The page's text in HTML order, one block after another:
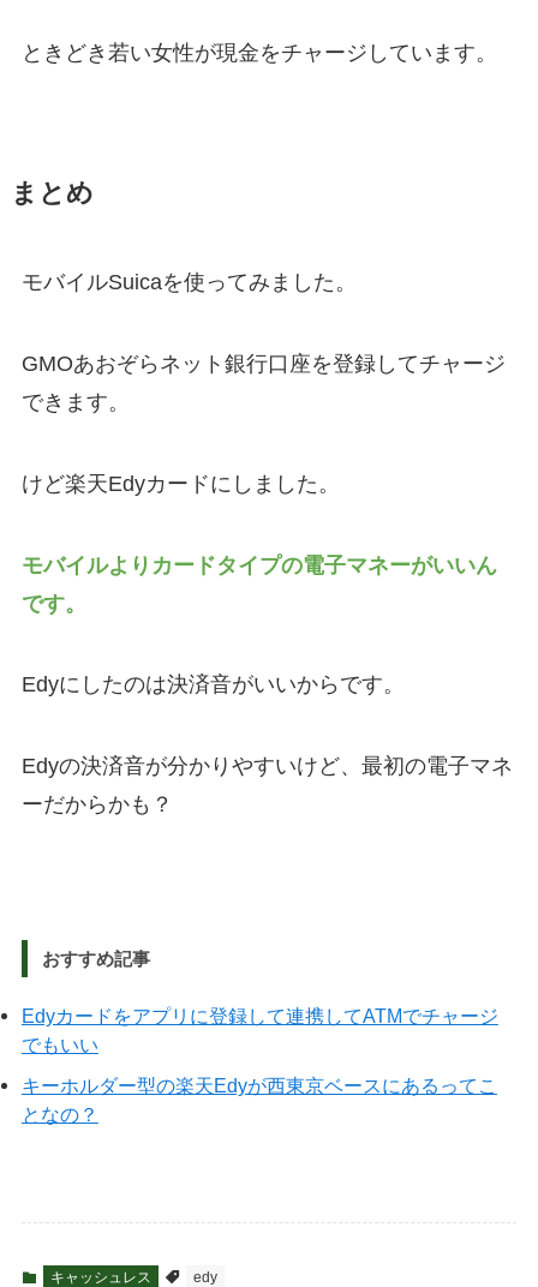
ときどき若い女性が現金をチャージしています。
まとめ
モバイルSuicaを使ってみました。
GMOあおぞらネット銀行口座を登録してチャージ
できます。
けど楽天Edyカードにしました。
モバイルよりカードタイプの電子マネーがいいん
です。
Edyにしたのは決済音がいいからです。
Edyの決済音が分かりやすいけど、最初の電子マネ
ーだからかも？
おすすめ記事
Edyカードをアプリに登録して連携してATMでチャージ
でもいい
キーホルダー型の楽天Edyが西東京ベースにあるってこ
となの？
キャッシュレス edy